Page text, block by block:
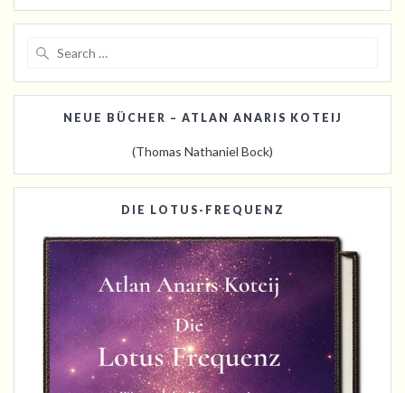
NEUE BÜCHER – ATLAN ANARIS KOTEIJ
(Thomas Nathaniel Bock)
DIE LOTUS-FREQUENZ